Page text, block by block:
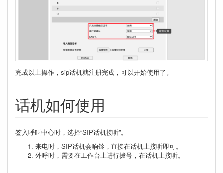
完成以上操作，sip话机就注册完成，可以开始使用了。
话机如何使用
签入呼叫中心时，选择“SIP话机接听”。
来电时，SIP话机会响铃，直接在话机上接听即可。
外呼时，需要在工作台上进行拨号，在话机上接听。